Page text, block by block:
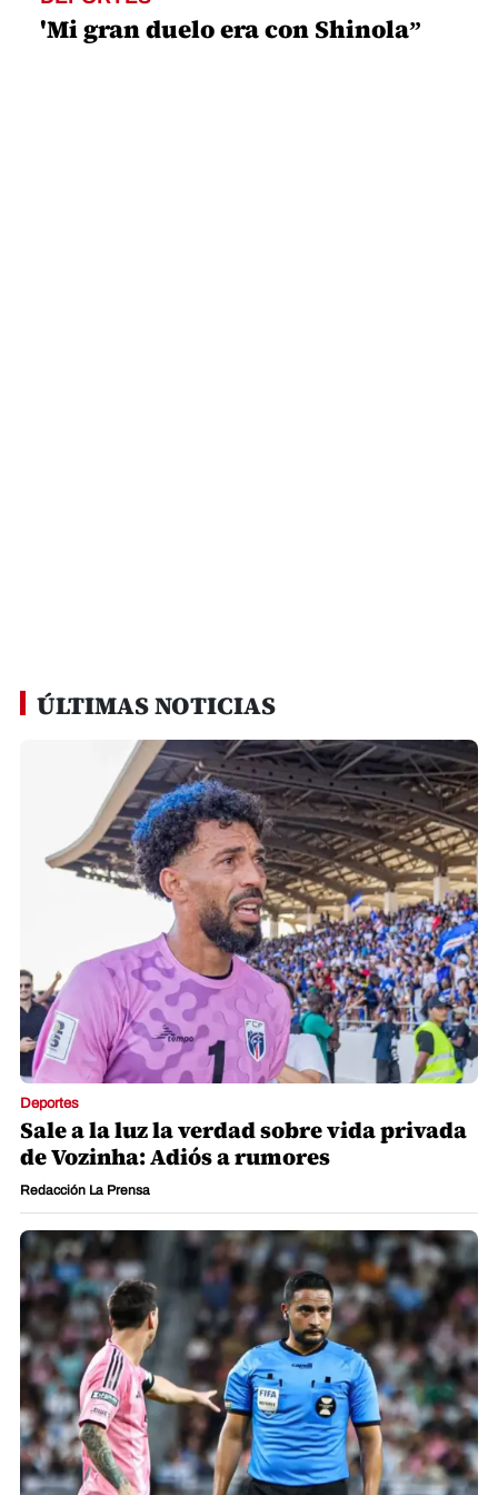
'Mi gran duelo era con Shinola”
ÚLTIMAS NOTICIAS
Deportes
Sale a la luz la verdad sobre vida privada
de Vozinha: Adiós a rumores
Redacción La Prensa